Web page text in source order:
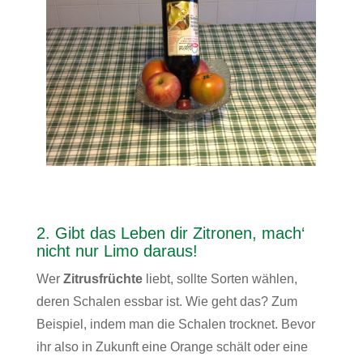
2. Gibt das Leben dir Zitronen, mach‘
nicht nur Limo daraus!
Wer Zitrusfrüchte liebt, sollte Sorten wählen,
deren Schalen essbar ist. Wie geht das? Zum
Beispiel, indem man die Schalen trocknet. Bevor
ihr also in Zukunft eine Orange schält oder eine